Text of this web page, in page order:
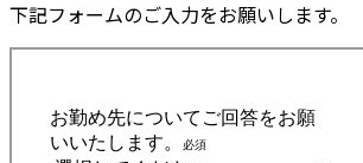
下記フォームのご入力をお願いします。